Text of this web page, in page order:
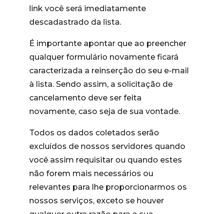
link você será imediatamente
descadastrado da lista.
É importante apontar que ao preencher
qualquer formulário novamente ficará
caracterizada a reinserção do seu e-mail
à lista. Sendo assim, a solicitação de
cancelamento deve ser feita
novamente, caso seja de sua vontade.
Todos os dados coletados serão
excluídos de nossos servidores quando
você assim requisitar ou quando estes
não forem mais necessários ou
relevantes para lhe proporcionarmos os
nossos serviços, exceto se houver